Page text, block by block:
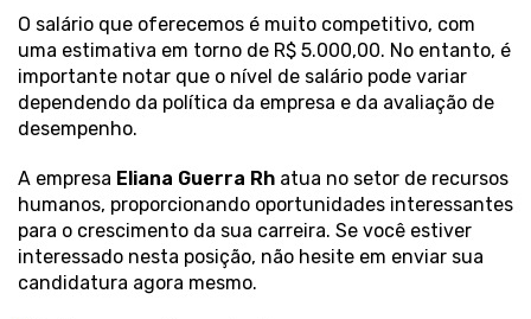
O salário que oferecemos é muito competitivo, com
uma estimativa em torno de R$ 5.000,00. No entanto, é
importante notar que o nível de salário pode variar
dependendo da política da empresa e da avaliação de
desempenho.
A empresa Eliana Guerra Rh atua no setor de recursos
humanos, proporcionando oportunidades interessantes
para o crescimento da sua carreira. Se você estiver
interessado nesta posição, não hesite em enviar sua
candidatura agora mesmo.